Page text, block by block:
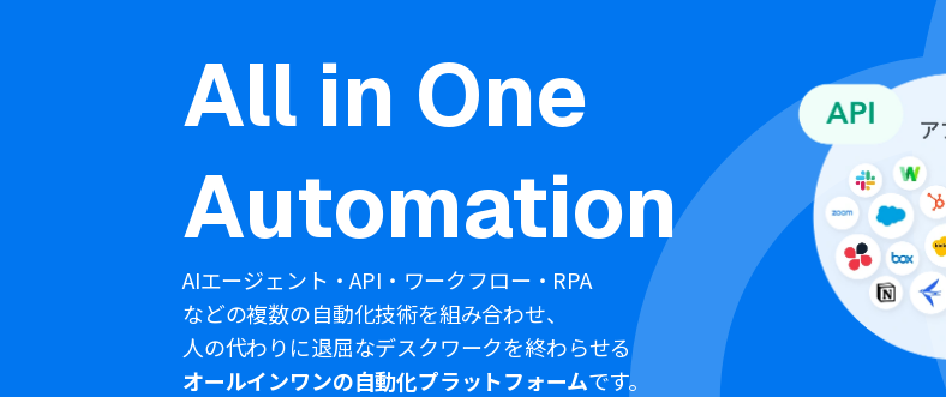
All in One
Automation
AIエージェント・API・ワークフロー・RPA
などの複数の自動化技術を組み合わせ、
人の代わりに退屈なデスクワークを終わらせる
オールインワンの自動化プラットフォームです。